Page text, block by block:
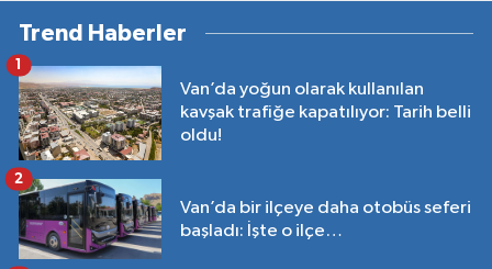
Trend Haberler
Van’da yoğun olarak kullanılan
kavşak trafiğe kapatılıyor: Tarih belli
oldu!
1
Van’da bir ilçeye daha otobüs seferi
başladı: İşte o ilçe…
2